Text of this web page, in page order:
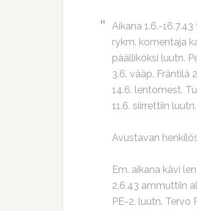
Aikana 1.6.-
rykm. komentaja
päälliköksi luutn.
3.6. vääp. Fräntilä
14.6. lentomest.
11.6. siirrettiin
Avustavan
Em. aikana kävi
2.6.43 ammuttiin
PE-2, luutn.